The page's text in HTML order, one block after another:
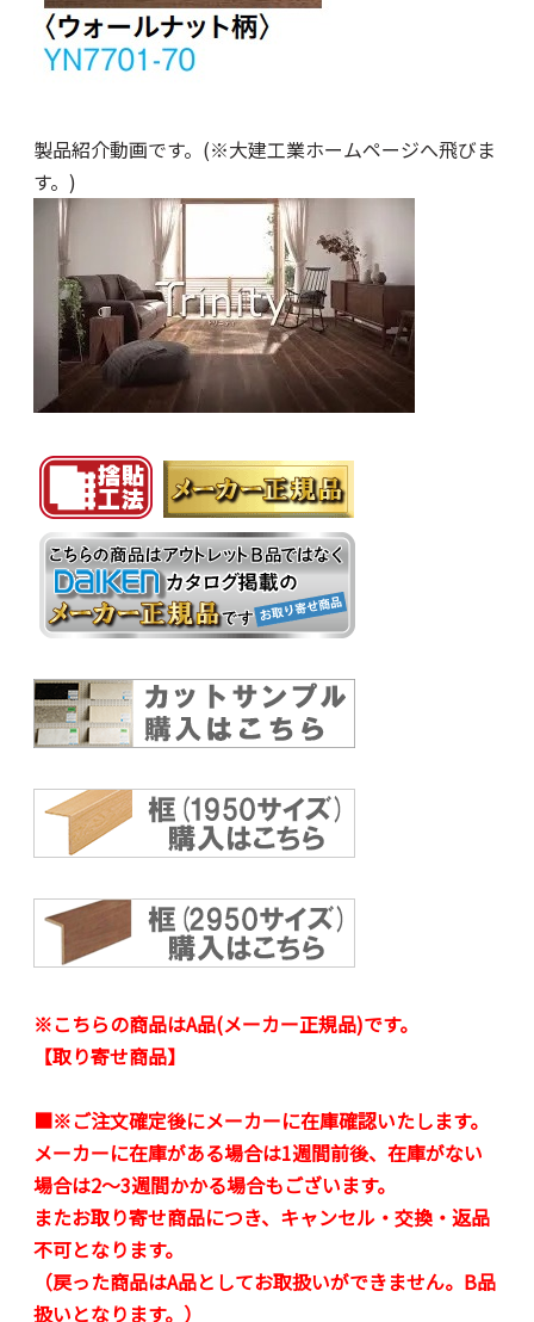
製品紹介動画です。(※大建工業ホームページへ飛びま
す。)
※こちらの商品はA品(メーカー正規品)です。
【取り寄せ商品】
■※ご注文確定後にメーカーに在庫確認いたします。
メーカーに在庫がある場合は1週間前後、在庫がない
場合は2～3週間かかる場合もございます。
またお取り寄せ商品につき、キャンセル・交換・返品
不可となります。
（戻った商品はA品としてお取扱いができません。B品
扱いとなります。）